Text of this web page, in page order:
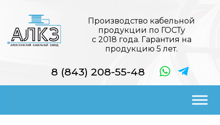
Производство кабельной
продукции по ГОСТу
с 2018 года. Гарантия на
продукцию 5 лет.
8 (843) 208-55-48